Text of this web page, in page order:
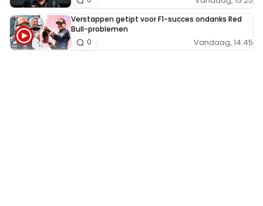
Verstappen getipt voor F1-succes ondanks Red
Bull-problemen
Vandaag, 14:45
0